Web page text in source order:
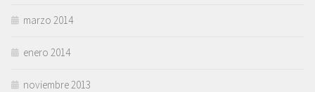
marzo 2014
enero 2014
noviembre 2013